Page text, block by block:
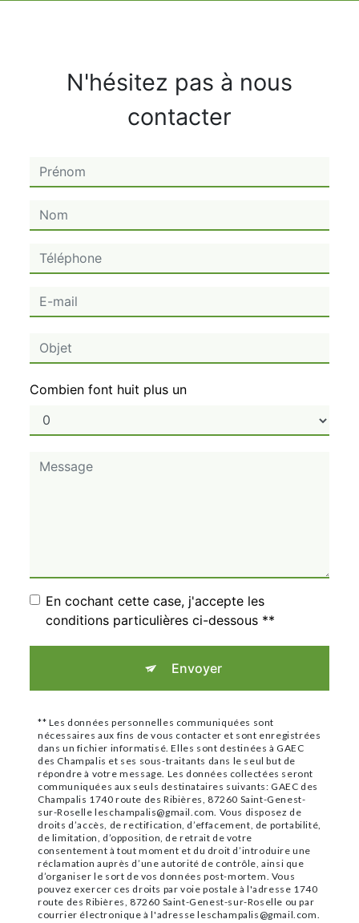
N'hésitez pas à nous
contacter
Combien font huit plus un
En cochant cette case, j'accepte les
conditions particulières ci-dessous **
Envoyer
** Les données personnelles communiquées sont
nécessaires aux fins de vous contacter et sont enregistrées
dans un fichier informatisé. Elles sont destinées à GAEC
des Champalis et ses sous-traitants dans le seul but de
répondre à votre message. Les données collectées seront
communiquées aux seuls destinataires suivants: GAEC des
Champalis 1740 route des Ribières, 87260 Saint-Genest-
sur-Roselle leschampalis@gmail.com. Vous disposez de
droits d’accès, de rectification, d’effacement, de portabilité,
de limitation, d’opposition, de retrait de votre
consentement à tout moment et du droit d’introduire une
réclamation auprès d’une autorité de contrôle, ainsi que
d’organiser le sort de vos données post-mortem. Vous
pouvez exercer ces droits par voie postale à l'adresse 1740
route des Ribières, 87260 Saint-Genest-sur-Roselle ou par
courrier électronique à l'adresse leschampalis@gmail.com.